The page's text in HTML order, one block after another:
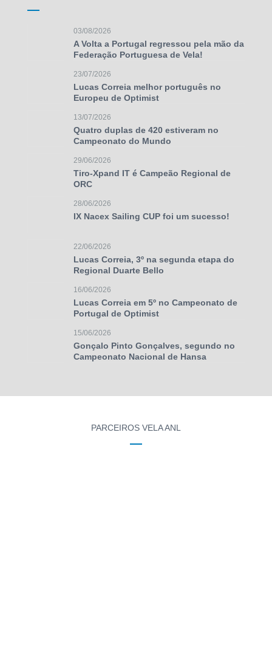
03/08/2026
A Volta a Portugal regressou pela mão da
Federação Portuguesa de Vela!
23/07/2026
Lucas Correia melhor português no
Europeu de Optimist
13/07/2026
Quatro duplas de 420 estiveram no
Campeonato do Mundo
29/06/2026
Tiro-Xpand IT é Campeão Regional de
ORC
28/06/2026
IX Nacex Sailing CUP foi um sucesso!
22/06/2026
Lucas Correia, 3º na segunda etapa do
Regional Duarte Bello
16/06/2026
Lucas Correia em 5º no Campeonato de
Portugal de Optimist
15/06/2026
Gonçalo Pinto Gonçalves, segundo no
Campeonato Nacional de Hansa
PARCEIROS VELA ANL